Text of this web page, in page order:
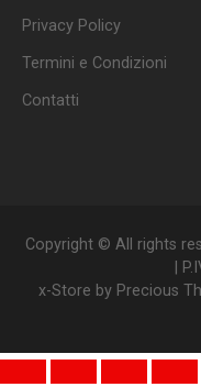
Privacy Policy
Termini e Condizioni
Contatti
Copyright © All rights
|
x-Store by Precious